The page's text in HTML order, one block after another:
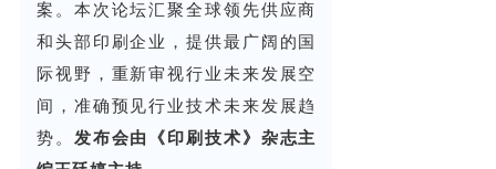
案。本次论坛汇聚全球领先供应商
和头部印刷企业，提供最广阔的国
际视野，重新审视行业未来发展空
间，准确预见行业技术未来发展趋
势。 发布会由
《印刷技术》杂志主